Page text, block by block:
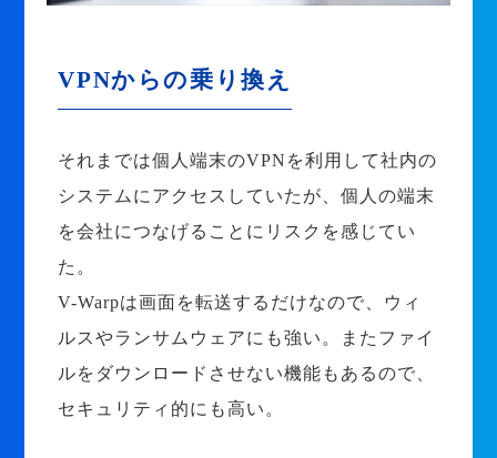
VPNからの乗り換え
それまでは個人端末のVPNを利用して社内の
システムにアクセスしていたが、個人の端末
を会社につなげることにリスクを感じてい
た。
V-Warpは画面を転送するだけなので、ウィ
ルスやランサムウェアにも強い。またファイ
ルをダウンロードさせない機能もあるので、
セキュリティ的にも高い。